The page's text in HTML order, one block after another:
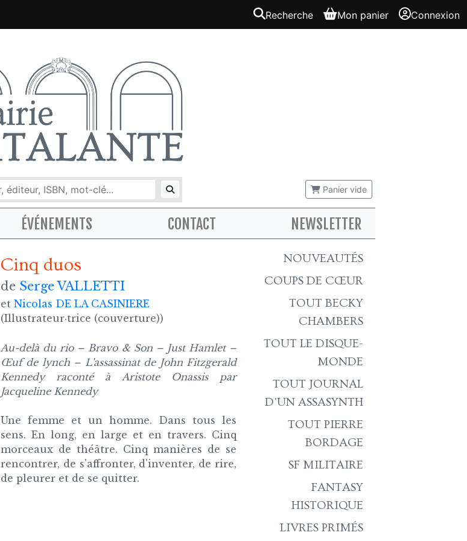
Recherche Mon panier Connexion
Panier vide
ÉVÉNEMENTS CONTACT NEWSLETTER
NOUVEAUTÉS
COUPS DE CŒUR
TOUT BECKY
CHAMBERS
TOUT LE DISQUE-
MONDE
TOUT JOURNAL
D'UN ASSASYNTH
TOUT PIERRE
BORDAGE
SF MILITAIRE
FANTASY
HISTORIQUE
LIVRES PRIMÉS
Cinq duos
de Serge VALLETTI
et Nicolas DE LA CASINIERE
(Illustrateur·trice (couverture))
Au-delà du rio – Bravo & Son – Just Hamlet –
Œuf de lynch – L'assassinat de John Fitzgerald
Kennedy raconté à Aristote Onassis par
Jacqueline Kennedy
Une femme et un homme. Dans tous les
sens. En long, en large et en travers. Cinq
morceaux de théâtre. Cinq manières de se
rencontrer, de s'affronter, d'inventer, de rire,
de pleurer et de se quitter.